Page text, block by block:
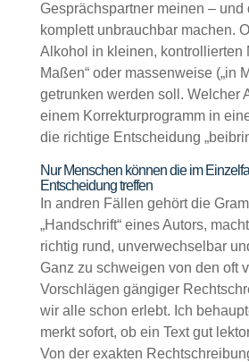
Gesprächspartner meinen – und
komplett unbrauchbar machen.
Alkohol in kleinen, kontrollierten
Maßen“ oder massenweise („in
getrunken werden soll. Welcher
einem Korrekturprogramm in
die richtige Entscheidung
Nur Menschen können die im
Entscheidung treffen
In andren Fällen gehört die
„Handschrift“ eines Autors,
richtig rund, unverwechselbar
Ganz zu schweigen von den oft
Vorschlägen gängiger
wir alle schon erlebt. Ich
merkt sofort, ob ein Text gut
Von der exakten